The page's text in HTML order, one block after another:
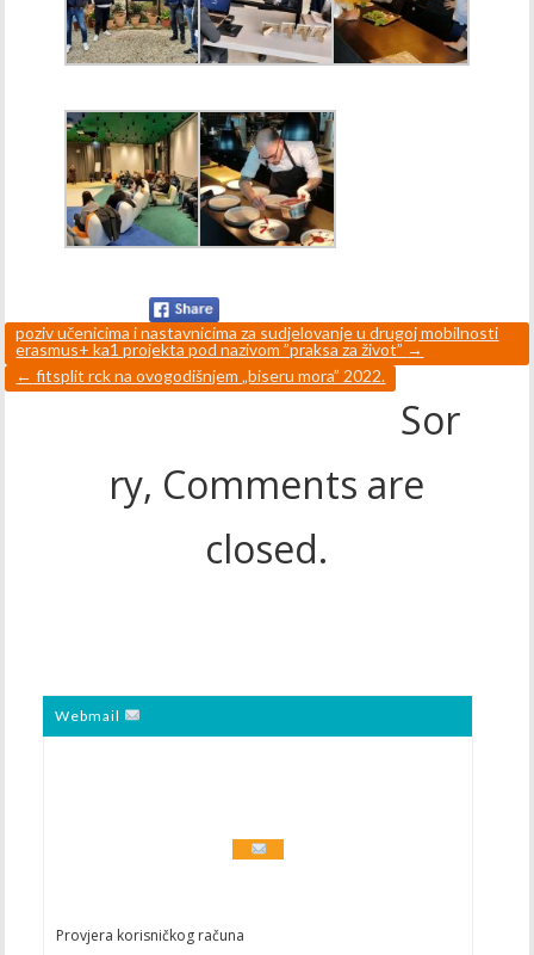
poziv učenicima i nastavnicima za sudjelovanje u drugoj mobilnosti
erasmus+ ka1 projekta pod nazivom ”praksa za život” →
← fitsplit rck na ovogodišnjem „biseru mora” 2022.
Sor
ry, Comments are
closed.
Webmail
Provjera korisničkog računa